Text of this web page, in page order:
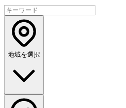
地域を選択